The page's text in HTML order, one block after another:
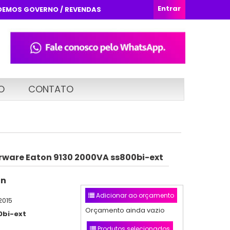
Entrar
GOVERNO / REVENDAS
CONTATO
Eaton 9130 2000VA ss800bi-ext
ext
Adicionar ao orçamento
Orçamento ainda vazio